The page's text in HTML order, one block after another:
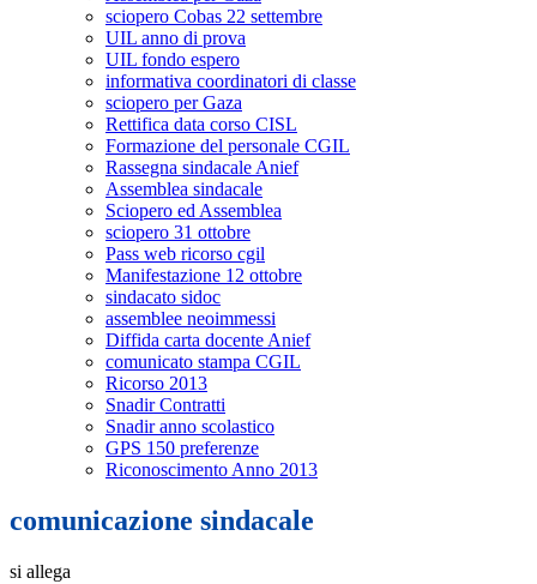
sciopero Cobas 22 settembre
UIL anno di prova
UIL fondo espero
informativa coordinatori di classe
sciopero per Gaza
Rettifica data corso CISL
Formazione del personale CGIL
Rassegna sindacale Anief
Assemblea sindacale
Sciopero ed Assemblea
sciopero 31 ottobre
Pass web ricorso cgil
Manifestazione 12 ottobre
sindacato sidoc
assemblee neoimmessi
Diffida carta docente Anief
comunicato stampa CGIL
Ricorso 2013
Snadir Contratti
Snadir anno scolastico
GPS 150 preferenze
Riconoscimento Anno 2013
comunicazione sindacale
si allega